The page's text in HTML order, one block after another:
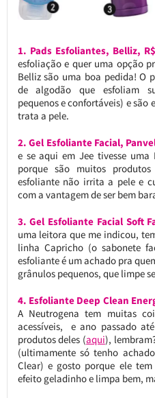
1. Pads Esfoliantes, Belliz,
esfoliação e quer uma opção
Belliz são uma boa pedida! O
de algodão que esfoliam
pequenos e confortáveis) e são
trata a pele.
2. Gel Esfoliante Facial,
e se aqui em Jee tivesse
porque são muitos
esfoliante não irrita a pele e
com a vantagem de ser bem
3. Gel Esfoliante Facial Soft
uma leitora que me indicou,
linha Capricho (o sabonete
esfoliante é um achado pra
grânulos pequenos, que limpe
4. Esfoliante Deep Clean
A Neutrogena tem muitas
acessíveis, e ano passado
produtos deles (aqui),
(ultimamente só tenho
Clear) e gosto porque ele
efeito geladinho e limpa bem,